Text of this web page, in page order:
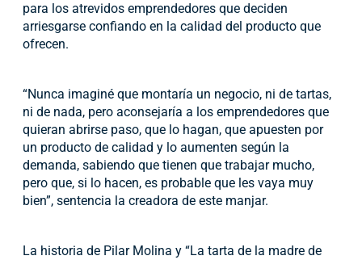
para los atrevidos emprendedores que deciden
arriesgarse confiando en la calidad del producto que
ofrecen.
“Nunca imaginé que montaría un negocio, ni de tartas,
ni de nada, pero aconsejaría a los emprendedores que
quieran abrirse paso, que lo hagan, que apuesten por
un producto de calidad y lo aumenten según la
demanda, sabiendo que tienen que trabajar mucho,
pero que, si lo hacen, es probable que les vaya muy
bien”, sentencia la creadora de este manjar.
La historia de Pilar Molina y “La tarta de la madre de